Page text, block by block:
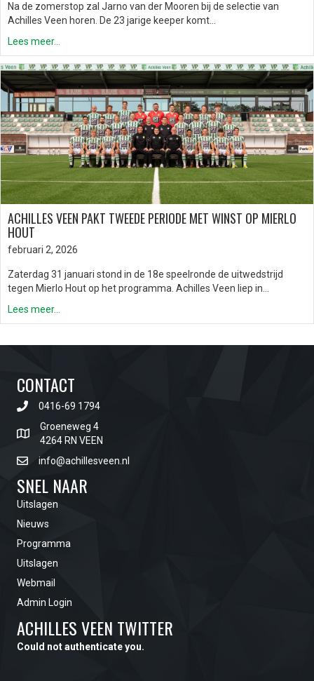
Na de zomerstop zal Jarno van der Mooren bij de selectie van
Achilles Veen horen. De 23 jarige keeper komt…
Lees meer...
ACHILLES VEEN PAKT TWEEDE PERIODE MET WINST OP MIERLO
HOUT
februari 2, 2026
Zaterdag 31 januari stond in de 18e speelronde de uitwedstrijd
tegen Mierlo Hout op het programma. Achilles Veen liep in…
Lees meer...
CONTACT
0416-69 1794
Groeneweg 4
4264 RN VEEN
info@achillesveen.nl
SNEL NAAR
Uitslagen
Nieuws
Programma
Uitslagen
Webmail
Admin Login
ACHILLES VEEN TWITTER
Could not authenticate you.